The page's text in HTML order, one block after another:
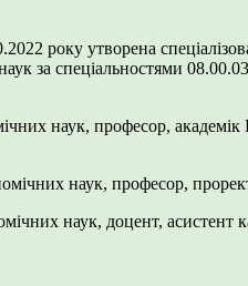
року утворена
за спеціальностями
наук, професор,
наук, професор,
наук, доцент,